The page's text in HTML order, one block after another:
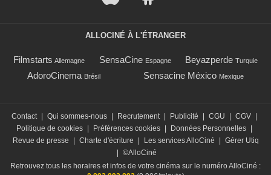
ALLOCINÉ À L'ÉTRANGER
Filmstarts Allemagne SensaCine Espagne Beyazperde Turquie
AdoroCinema Brésil Sensacine México Mexique
Contact Qui sommes-nous Recrutement Publicité CGU CGV
Politique de cookies
Préférences cookies Données Personnelles
Revue de presse
Charte d'écriture Les services AlloCiné
Gérer Utiq
©AlloCiné
Retrouvez tous les horaires et infos de votre cinéma sur le numéro AlloCiné :